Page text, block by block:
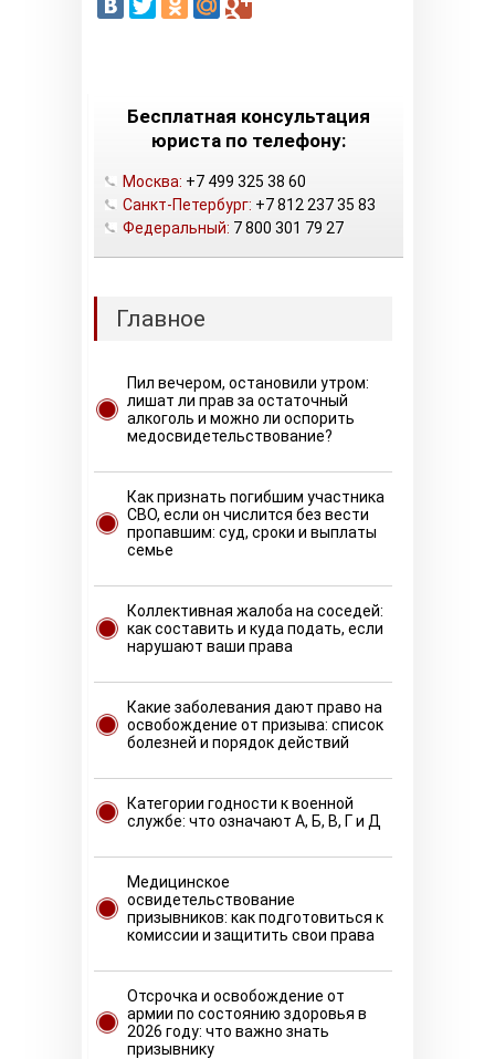
Бесплатная консультация
юриста по телефону:
Москва: +7 499 325 38 60
Санкт-Петербург: +7 812 237 35 83
Федеральный: 7 800 301 79 27
Главное
Пил вечером, остановили утром:
лишат ли прав за остаточный
алкоголь и можно ли оспорить
медосвидетельствование?
Как признать погибшим участника
СВО, если он числится без вести
пропавшим: суд, сроки и выплаты
семье
Коллективная жалоба на соседей:
как составить и куда подать, если
нарушают ваши права
Какие заболевания дают право на
освобождение от призыва: список
болезней и порядок действий
Категории годности к военной
службе: что означают А, Б, В, Г и Д
Медицинское
освидетельствование
призывников: как подготовиться к
комиссии и защитить свои права
Отсрочка и освобождение от
армии по состоянию здоровья в
2026 году: что важно знать
призывнику